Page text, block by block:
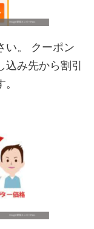
い。 クーポン
み先から割引